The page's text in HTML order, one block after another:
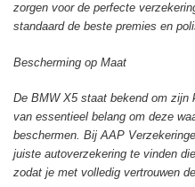
zorgen voor de perfecte
standaard de beste premies en
Bescherming op Maat
De BMW X5 staat bekend om zijn
van essentieel belang om deze
beschermen. Bij AAP
juiste autoverzekering te vinden
zodat je met volledig vertrouwen